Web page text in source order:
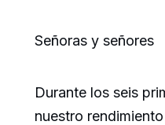
Señoras y señores
Durante los seis
nuestro